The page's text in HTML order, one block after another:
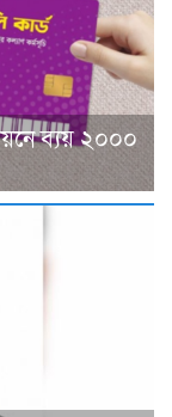
ব্যয় ২০০০